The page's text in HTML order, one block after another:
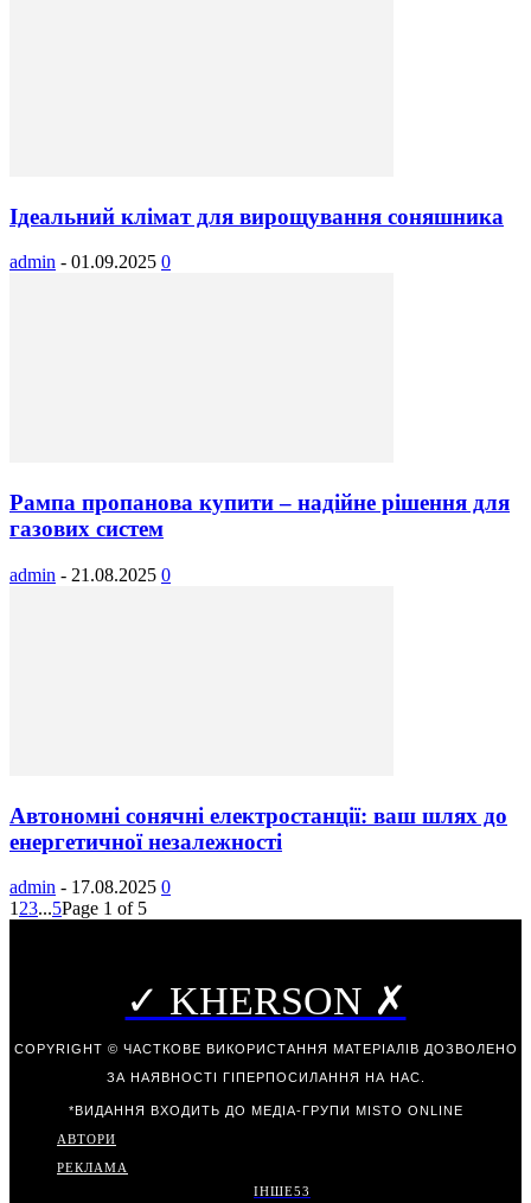
Ідеальний клімат для вирощування соняшника
admin - 01.09.2025 0
Рампа пропанова купити – надійне рішення для
газових систем
admin - 21.08.2025 0
Автономні сонячні електростанції: ваш шлях до
енергетичної незалежності
admin - 17.08.2025 0
1 23...5Page 1 of 5
✓ KHERSON ✗
COPYRIGHT © ЧАСТКОВЕ ВИКОРИСТАННЯ МАТЕРІАЛІВ ДОЗВОЛЕНО
ЗА НАЯВНОСТІ ГІПЕРПОСИЛАННЯ НА НАС.
*ВИДАННЯ ВХОДИТЬ ДО МЕДІА-ГРУПИ MISTO ONLINE
АВТОРИ
РЕКЛАМА
ІНШЕ53